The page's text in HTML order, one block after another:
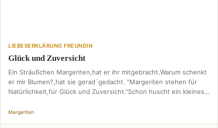
LIEBESERKLÄRUNG FREUNDIN
Glück und Zuversicht
Ein Sträußchen Margeriten,hat er ihr mitgebracht.Warum schenkt
er mir Blumen?,hat sie gerad´gedacht. "Margeriten stehen für
Natürlichkeit,für Glück und Zuversicht."Schon huscht ein kleines
Margeriten